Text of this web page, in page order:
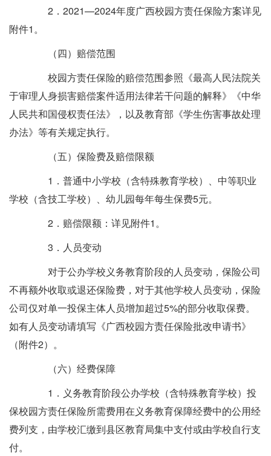
2．2021—2024年度广西校园方责任保险方案详见
附件1。
（四）赔偿范围
校园方责任保险的赔偿范围参照《最高人民法院关
于审理人身损害赔偿案件适用法律若干问题的解释》《中华
人民共和国侵权责任法》，以及教育部《学生伤害事故处理
办法》等有关规定执行。
（五）保险费及赔偿限额
1．普通中小学校（含特殊教育学校）、中等职业
学校（含技工学校）、幼儿园每年每生保费5元。
2．赔偿限额：详见附件1。
3．人员变动
对于公办学校义务教育阶段的人员变动，保险公司
不再额外收取或退还保险费，对于其他学校人员变动，保险
公司仅对单一投保主体人员增加超过5%的部分收取保费。
如有人员变动请填写《广西校园方责任保险批改申请书》
（附件2）。
（六）经费保障
1．义务教育阶段公办学校（含特殊教育学校）投
保校园方责任保险所需费用在义务教育保障经费中的公用经
费列支，由学校汇缴到县区教育局集中支付或由学校自行支
付。